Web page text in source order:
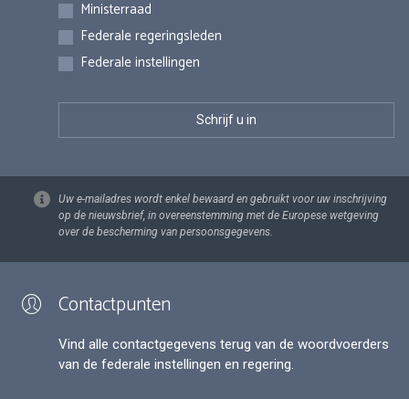
Ministerraad
Federale regeringsleden
Federale instellingen
Uw e-mailadres wordt enkel bewaard en gebruikt voor uw inschrijving
op de nieuwsbrief, in overeenstemming met de Europese wetgeving
over de bescherming van persoonsgegevens.
Contactpunten
Vind alle contactgegevens terug van de woordvoerders
van de federale instellingen en regering.